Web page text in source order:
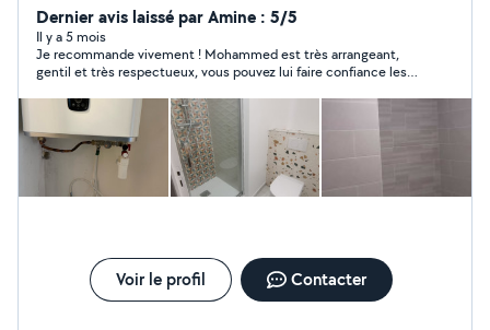
également en chauffage ( soudure cuivre et en acier )
ainsi que de la peinture etc... Je peux également
monter des meubles . Je suis disponible après le boulot
et pendant les weekends . A bientôt
Dernier avis laissé par Amine : 5/5
Il y a 5 mois
Je recommande vivement ! Mohammed est très arrangeant,
gentil et très respectueux, vous pouvez lui faire confiance les
Voir le profil Contacter